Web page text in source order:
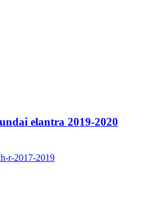
elantra 2019-2020